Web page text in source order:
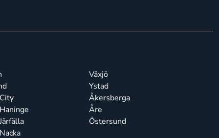
Växjö
Ystad
Åkersberga
Åre
Östersund